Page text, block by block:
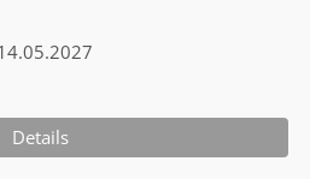
Details